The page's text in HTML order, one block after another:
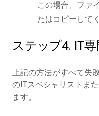
この場合、ファ
たはコピーして
ステップ4. IT
上記の方法がすべて失
のITスペシャリストま
ます。